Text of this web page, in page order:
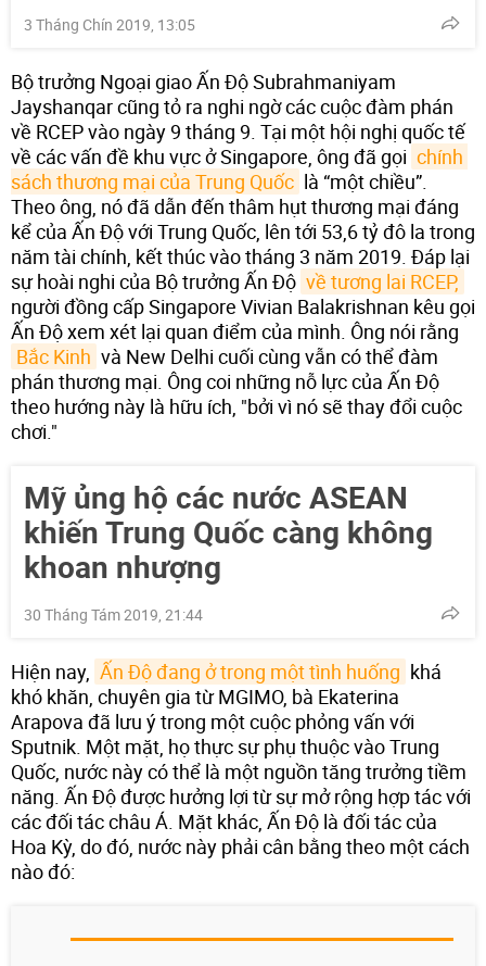
3 Tháng Chín 2019, 13:05
Bộ trưởng Ngoại giao Ấn Độ Subrahmaniyam
Jayshanqar cũng tỏ ra nghi ngờ các cuộc đàm phán
về RCEP vào ngày 9 tháng 9. Tại một hội nghị quốc tế
về các vấn đề khu vực ở Singapore, ông đã gọi chính
sách thương mại của Trung Quốc là “một chiều”.
Theo ông, nó đã dẫn đến thâm hụt thương mại đáng
kể của Ấn Độ với Trung Quốc, lên tới 53,6 tỷ đô la trong
năm tài chính, kết thúc vào tháng 3 năm 2019. Đáp lại
sự hoài nghi của Bộ trưởng Ấn Độ về tương lai RCEP,
người đồng cấp Singapore Vivian Balakrishnan kêu gọi
Ấn Độ xem xét lại quan điểm của mình. Ông nói rằng
Bắc Kinh và New Delhi cuối cùng vẫn có thể đàm
phán thương mại. Ông coi những nỗ lực của Ấn Độ
theo hướng này là hữu ích, "bởi vì nó sẽ thay đổi cuộc
chơi."
Mỹ ủng hộ các nước ASEAN
khiến Trung Quốc càng không
khoan nhượng
30 Tháng Tám 2019, 21:44
Hiện nay, Ấn Độ đang ở trong một tình huống khá
khó khăn, chuyên gia từ MGIMO, bà Ekaterina
Arapova đã lưu ý trong một cuộc phỏng vấn với
Sputnik. Một mặt, họ thực sự phụ thuộc vào Trung
Quốc, nước này có thể là một nguồn tăng trưởng tiềm
năng. Ấn Độ được hưởng lợi từ sự mở rộng hợp tác với
các đối tác châu Á. Mặt khác, Ấn Độ là đối tác của
Hoa Kỳ, do đó, nước này phải cân bằng theo một cách
nào đó: